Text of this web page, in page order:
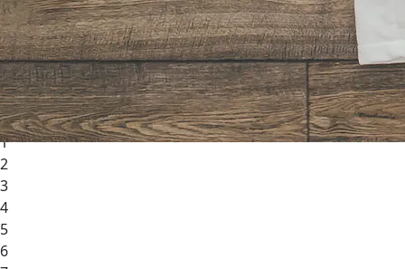
Hotelli
Rauhalahti
Rauhalahti
Lohja Spa
Öitä
1
1
2
3
4
5
6